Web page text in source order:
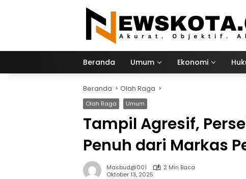
Beranda Umum Ekonomi
Beranda Olah Raga
Olah Raga Umum
Tampil Agresif,
Penuh dari Markas
Masbud@001
2 Min Baca
Oktober 13, 2025